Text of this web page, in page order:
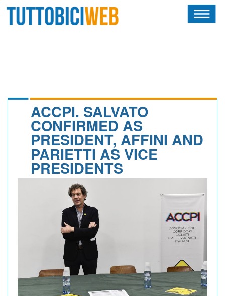
CALENDARIO
ALBI D'ORO
ACCPI. SALVATO
CONFIRMED AS
PRESIDENT, AFFINI AND
PARIETTI AS VICE
PRESIDENTS